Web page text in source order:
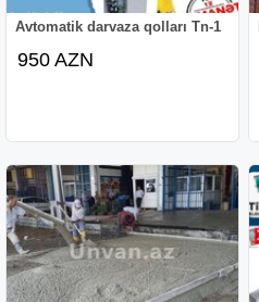
Avtomatik darvaza qolları Tn-1
950 AZN